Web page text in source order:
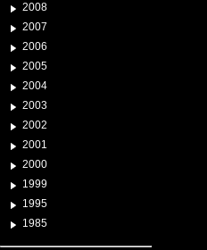
2008
2007
2006
2005
2004
2003
2002
2001
2000
1999
1995
1985